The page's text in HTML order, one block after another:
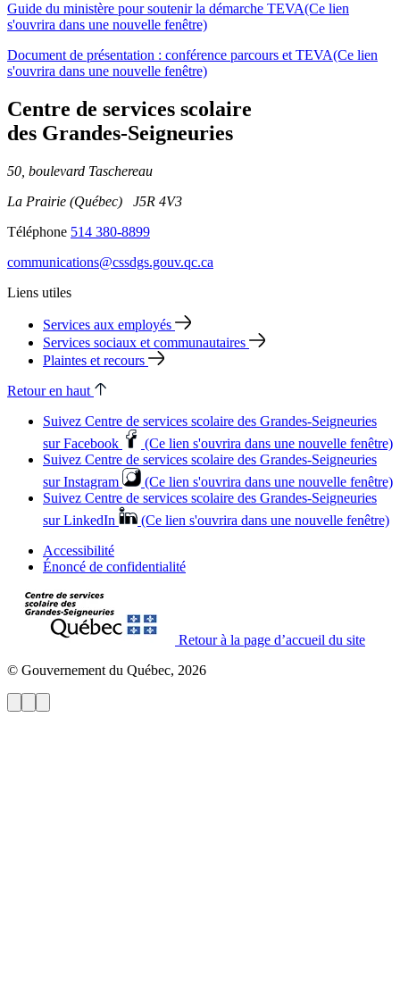
Guide du ministère pour soutenir la démarche TEVA(Ce lien
s'ouvrira dans une nouvelle fenêtre)
Document de présentation : conférence parcours et TEVA(Ce lien
s'ouvrira dans une nouvelle fenêtre)
Centre de services scolaire
des Grandes‑Seigneuries
50, boulevard Taschereau
La Prairie (Québec) J5R 4V3
Téléphone 514 380-8899
communications@cssdgs.gouv.qc.ca
Liens utiles
Services aux employés
Services sociaux et communautaires
Plaintes et recours
Retour en haut
Suivez Centre de services scolaire des Grandes‑Seigneuries
sur Facebook
(Ce lien s'ouvrira dans une nouvelle fenêtre)
Suivez Centre de services scolaire des Grandes‑Seigneuries
sur Instagram
(Ce lien s'ouvrira dans une nouvelle fenêtre)
Suivez Centre de services scolaire des Grandes‑Seigneuries
sur LinkedIn
(Ce lien s'ouvrira dans une nouvelle fenêtre)
Accessibilité
Énoncé de confidentialité
Retour à la page d’accueil du site
© Gouvernement du Québec, 2026